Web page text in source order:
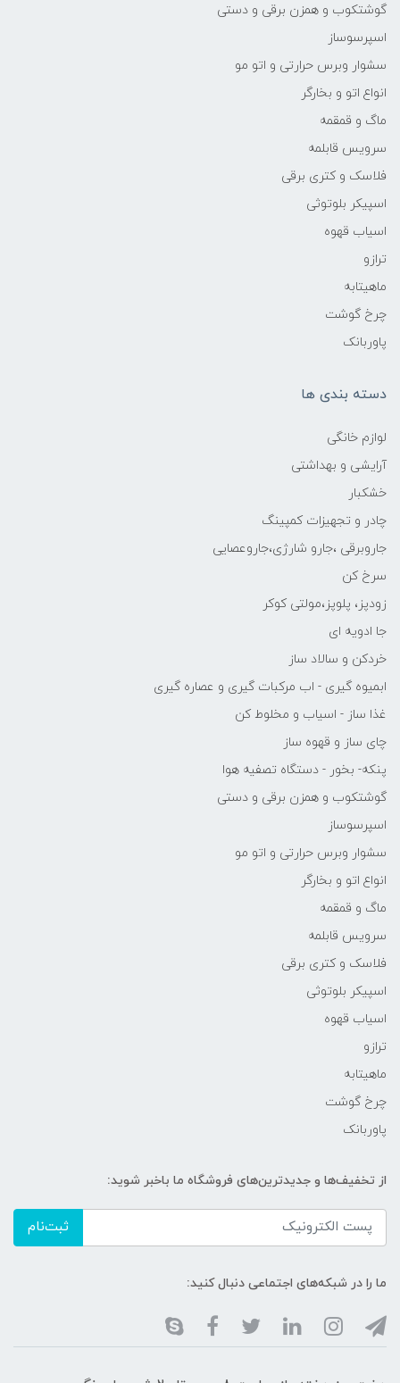
گوشتکوب و همزن برقی و دستی
اسپرسوساز
سشوار وبرس حرارتی و اتو مو
انواع اتو و بخارگر
ماگ و قمقمه
سرویس قابلمه
فلاسک و کتری برقی
اسپیکر بلوتوثی
اسیاب قهوه
ترازو
ماهیتابه
چرخ گوشت
پاوربانک
دسته بندی ها
لوازم خانگی
آرایشی و بهداشتی
خشکبار
چادر و تجهیزات کمپینگ
جاروبرقی ،جارو شارژی،جاروعصایی
سرخ کن
زودپز، پلوپز،مولتی کوکر
جا ادویه ای
خردکن و سالاد ساز
ابمیوه گیری - اب مرکبات گیری و عصاره گیری
غذا ساز - اسیاب و مخلوط کن
چای ساز و قهوه ساز
پنکه- بخور - دستگاه تصفیه هوا
گوشتکوب و همزن برقی و دستی
اسپرسوساز
سشوار وبرس حرارتی و اتو مو
انواع اتو و بخارگر
ماگ و قمقمه
سرویس قابلمه
فلاسک و کتری برقی
اسپیکر بلوتوثی
اسیاب قهوه
ترازو
ماهیتابه
چرخ گوشت
پاوربانک
از تخفیف‌ها و جدیدترین‌های فروشگاه ما باخبر شوید:
ثبت‌نام
ما را در شبکه‌های اجتماعی دنبال کنید: